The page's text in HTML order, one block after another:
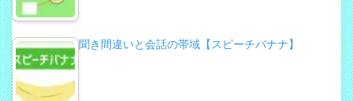
聞き間違いと会話の帯域【スピーチバナナ】